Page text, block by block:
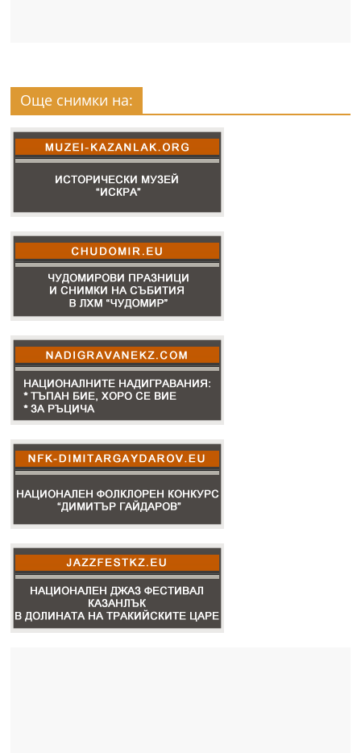
Още снимки на: